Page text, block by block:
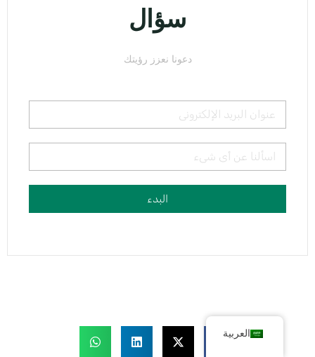
سؤال
دعونا نعزز رؤيتك
البدء
العربية